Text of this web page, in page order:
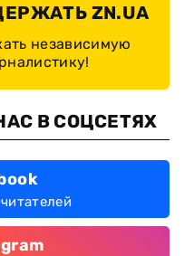
ZN.UA
независимую
В СОЦСЕТЯХ